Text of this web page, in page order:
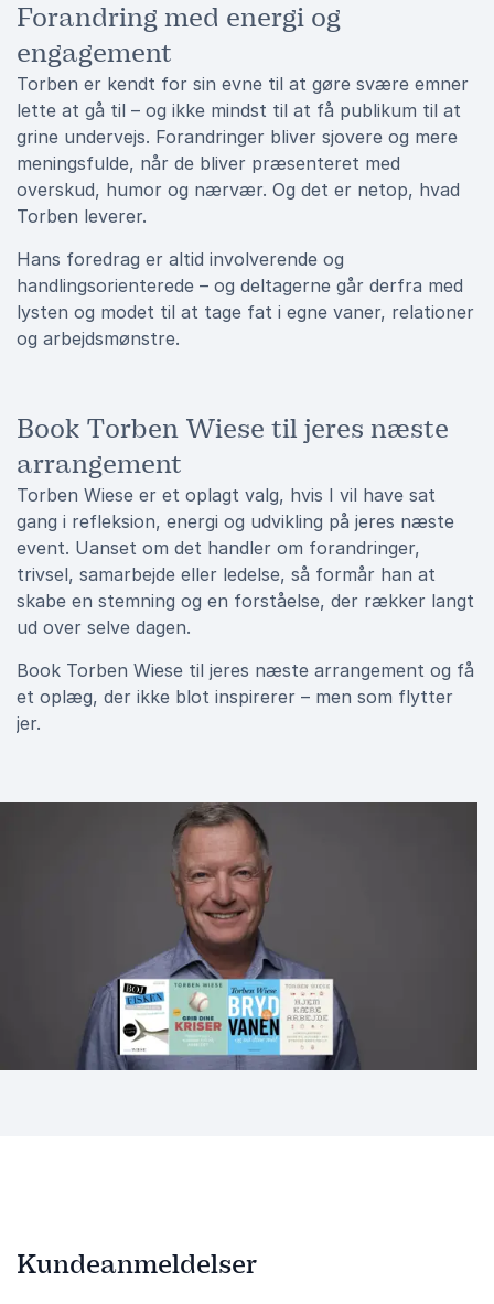
Forandring med energi og
engagement
Torben er kendt for sin evne til at gøre svære emner
lette at gå til – og ikke mindst til at få publikum til at
grine undervejs. Forandringer bliver sjovere og mere
meningsfulde, når de bliver præsenteret med
overskud, humor og nærvær. Og det er netop, hvad
Torben leverer.
Hans foredrag er altid involverende og
handlingsorienterede – og deltagerne går derfra med
lysten og modet til at tage fat i egne vaner, relationer
og arbejdsmønstre.
Book Torben Wiese til jeres næste
arrangement
Torben Wiese er et oplagt valg, hvis I vil have sat
gang i refleksion, energi og udvikling på jeres næste
event. Uanset om det handler om forandringer,
trivsel, samarbejde eller ledelse, så formår han at
skabe en stemning og en forståelse, der rækker langt
ud over selve dagen.
Book Torben Wiese til jeres næste arrangement og få
et oplæg, der ikke blot inspirerer – men som flytter
jer.
Kundeanmeldelser